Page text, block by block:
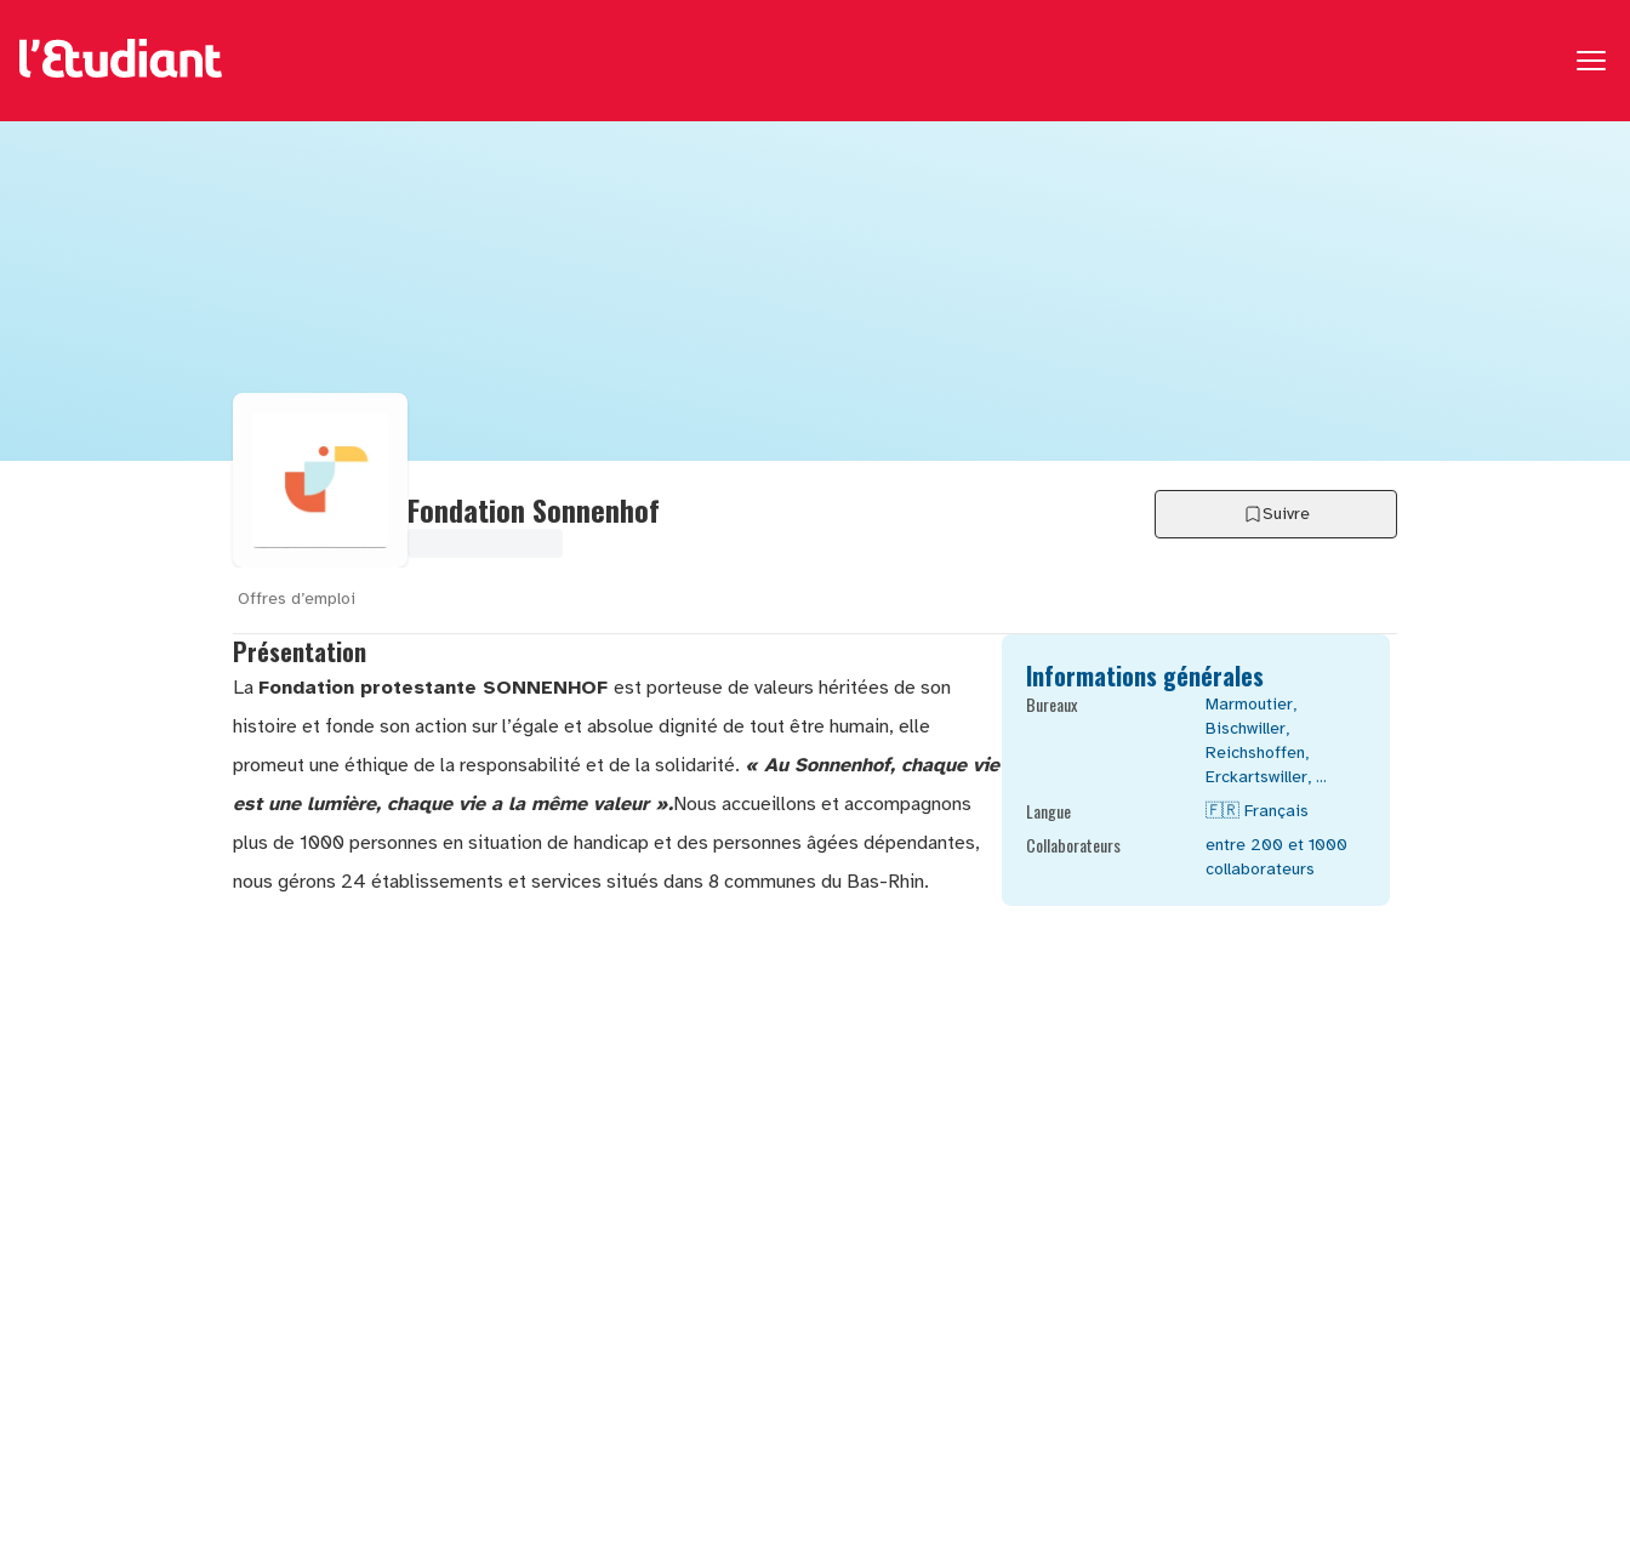
Fondation Sonnenhof Suivre
Offres d’emploi
Présentation
La Fondation protestante SONNENHOF est porteuse de valeurs héritées de son
histoire et fonde son action sur l’égale et absolue dignité de tout être humain, elle
promeut une éthique de la responsabilité et de la solidarité. « Au Sonnenhof, chaque vie
est une lumière, chaque vie a la même valeur ».Nous accueillons et accompagnons
plus de 1000 personnes en situation de handicap et des personnes âgées dépendantes,
nous gérons 24 établissements et services situés dans 8 communes du Bas-Rhin.
Informations générales
Bureaux Marmoutier,
Bischwiller,
Reichshoffen,
Erckartswiller, ...
Langue 🇫🇷 Français
Collaborateurs
entre 200 et 1000
collaborateurs